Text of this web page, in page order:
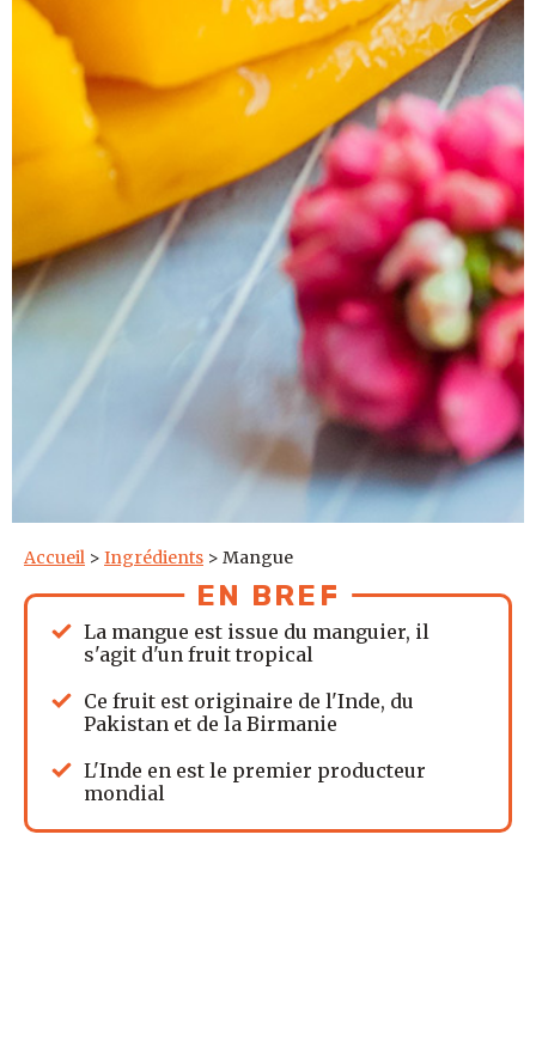
Accueil > Ingrédients > Mangue
EN BREF
La mangue est issue du manguier, il
s'agit d'un fruit tropical
Ce fruit est originaire de l'Inde, du
Pakistan et de la Birmanie
L'Inde en est le premier producteur
mondial